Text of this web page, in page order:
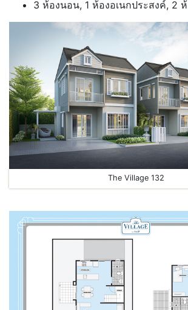
3 ห้องนอน, 1 ห้องอเนกประสงค์, 2
The Village 132